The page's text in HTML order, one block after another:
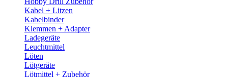
Kabel + Litzen
Kabelbinder
Klemmen + Adapter
Ladegeräte
Leuchtmittel
Löten
Lötgeräte
Lötmittel + Zubehör